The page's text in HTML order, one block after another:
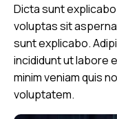
Dicta sunt
voluptas sit
sunt explicabo.
incididunt ut labore
minim veniam quis
voluptatem.